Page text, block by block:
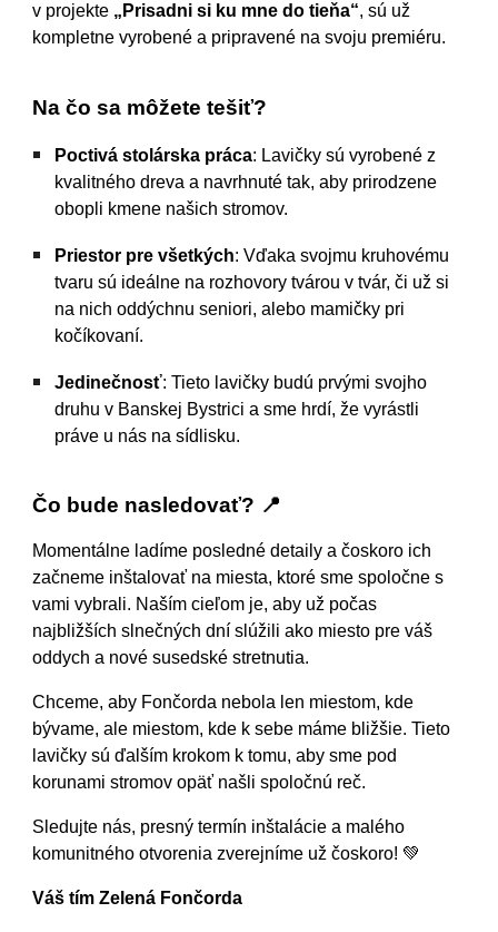
v projekte „Prisadni si ku mne do tieňa“, sú už
kompletne vyrobené a pripravené na svoju premiéru.
Na čo sa môžete tešiť?
Poctivá stolárska práca: Lavičky sú vyrobené z
kvalitného dreva a navrhnuté tak, aby prirodzene
obopli kmene našich stromov.
Priestor pre všetkých: Vďaka svojmu kruhovému
tvaru sú ideálne na rozhovory tvárou v tvár, či už si
na nich oddýchnu seniori, alebo mamičky pri
kočíkovaní.
Jedinečnosť: Tieto lavičky budú prvými svojho
druhu v Banskej Bystrici a sme hrdí, že vyrástli
práve u nás na sídlisku.
Čo bude nasledovať? 📍
Momentálne ladíme posledné detaily a čoskoro ich
začneme inštalovať na miesta, ktoré sme spoločne s
vami vybrali. Naším cieľom je, aby už počas
najbližších slnečných dní slúžili ako miesto pre váš
oddych a nové susedské stretnutia.
Chceme, aby Fončorda nebola len miestom, kde
bývame, ale miestom, kde k sebe máme bližšie. Tieto
lavičky sú ďalším krokom k tomu, aby sme pod
korunami stromov opäť našli spoločnú reč.
Sledujte nás, presný termín inštalácie a malého
komunitného otvorenia zverejníme už čoskoro! 💚
Váš tím Zelená Fončorda